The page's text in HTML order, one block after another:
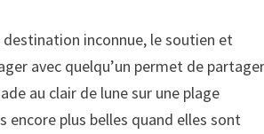
destination inconnue, le soutien et
avec quelqu’un permet de
au clair de lune sur une plage
encore plus belles quand elles sont